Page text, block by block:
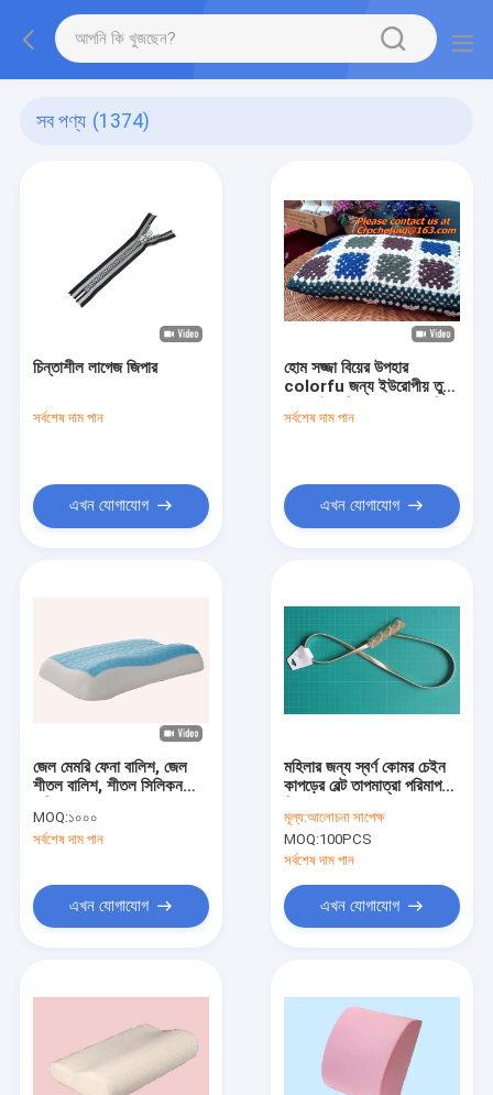
সব পণ্য (1374)
চিন্তাশীল লাগেজ জিপার
সর্বশেষ দাম পান
এখন যোগাযোগ
হোম সজ্জা বিয়ের উপহার
colorfu জন্য ইউরোপীয় তুলা
ক্ষেত্রে
সর্বশেষ দাম পান
এখন যোগাযোগ
জেল মেমরি ফেনা বালিশ, জেল
শীতল বালিশ, শীতল সিলিকন
MOQ:১০০০
সর্বশেষ দাম পান
এখন যোগাযোগ
মহিলার জন্য স্বর্ণ কোমর চেইন
কাপড়ের বেল্ট তাপমাত্রা পরিমাপ
মূল্য:আলোচনা সাপেক্ষ
MOQ:100PCS
সর্বশেষ দাম পান
এখন যোগাযোগ